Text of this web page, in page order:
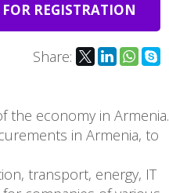
FOR REGISTRATION
Share:
the economy in Armenia.
in Armenia, to
transport, energy, IT